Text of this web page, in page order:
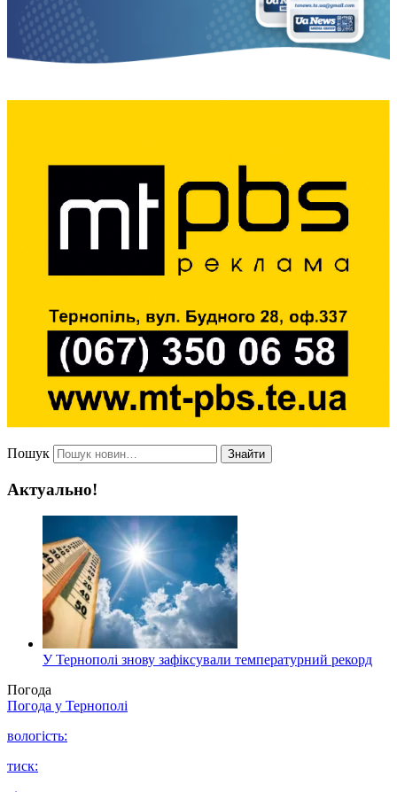
Пошук Знайти
Актуально!
У Тернополі знову зафіксували температурний рекорд
Погода
Погода у Тернополі
вологість:
тиск: